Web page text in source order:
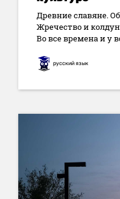
Древние славяне.
Жречество и
Во все времена и у
русский язык